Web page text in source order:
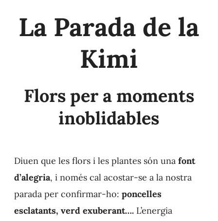
La Parada de la
Kimi
Flors per a moments
inoblidables
Diuen que les flors i les plantes són unafont
d’alegria, i només cal acostar-se a la nostra
parada per confirmar-ho: poncelles
esclatants, verd exuberant….L’energia